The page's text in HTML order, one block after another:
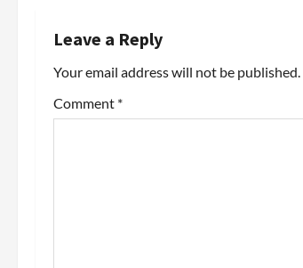
n
a
v
Leave a Reply
Your email address will not be published.
Comment *